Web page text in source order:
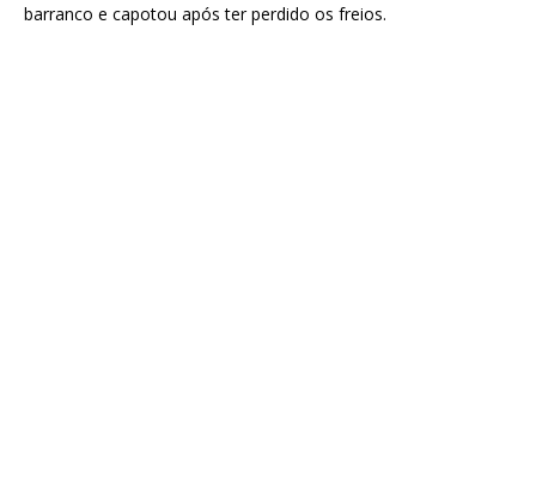
barranco e capotou após ter perdido os freios.